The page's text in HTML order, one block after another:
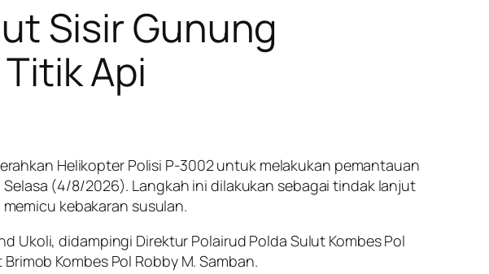
Sisir Gunung
Api
Helikopter Polisi P-3002 untuk melakukan pemantauan
(4/8/2026). Langkah ini dilakukan sebagai tindak lanjut
kebakaran susulan.
Ukoli, didampingi Direktur Polairud Polda Sulut Kombes Pol
Kombes Pol Robby M. Samban.